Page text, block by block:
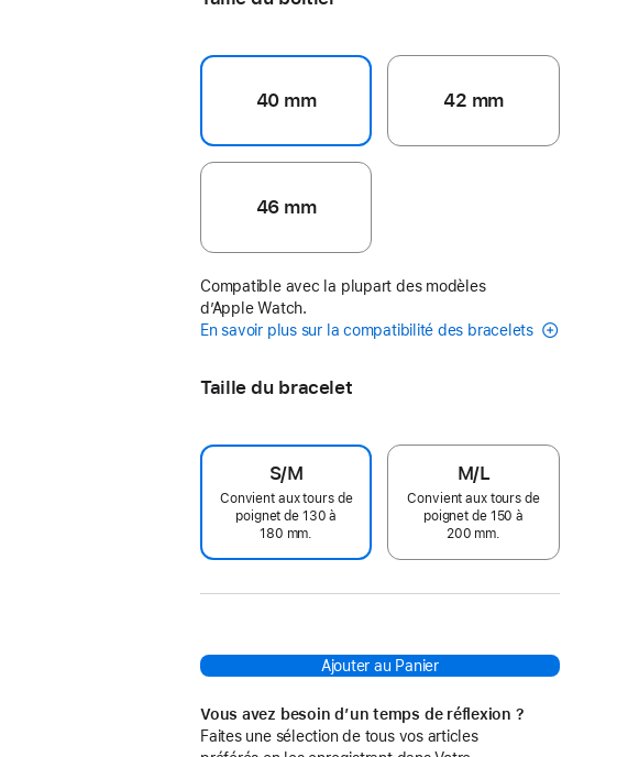
40 mm 42 mm
46 mm
Compatible avec la plupart des modèles
d’Apple Watch.
En savoir plus sur la compatibilité des bracelets
Taille du bracelet
S/M
Convient aux tours de
poignet de 130 à
180 mm.
M/L
Convient aux tours de
poignet de 150 à
200 mm.
Ajouter au Panier
Vous avez besoin d’un temps de réflexion ?
Faites une sélection de tous vos articles